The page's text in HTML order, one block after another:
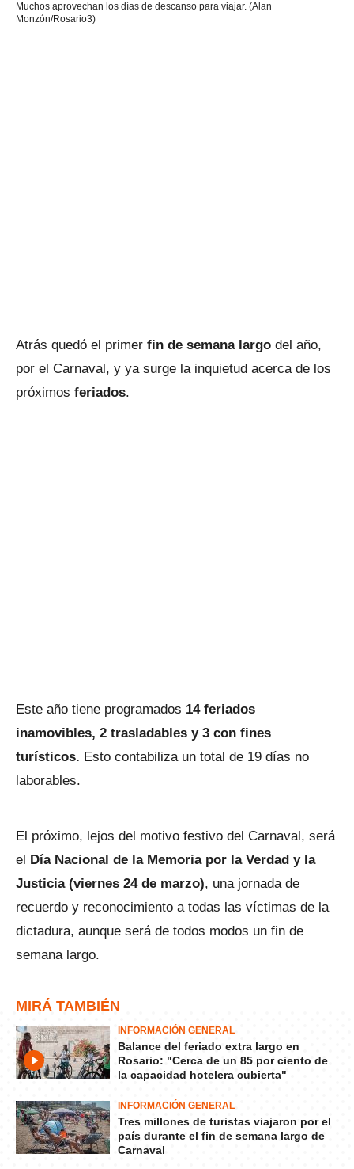
Muchos aprovechan los días de descanso para viajar. (Alan
Monzón/Rosario3)
Atrás quedó el primer fin de semana largo del año,
por el Carnaval, y ya surge la inquietud acerca de los
próximos feriados.
Este año tiene programados 14 feriados
inamovibles, 2 trasladables y 3 con fines
turísticos. Esto contabiliza un total de 19 días no
laborables.
El próximo, lejos del motivo festivo del Carnaval, será
el Día Nacional de la Memoria por la Verdad y la
Justicia (viernes 24 de marzo), una jornada de
recuerdo y reconocimiento a todas las víctimas de la
dictadura, aunque será de todos modos un fin de
semana largo.
MIRÁ TAMBIÉN
INFORMACIÓN GENERAL
Balance del feriado extra largo en
Rosario: "Cerca de un 85 por ciento de
la capacidad hotelera cubierta"
INFORMACIÓN GENERAL
Tres millones de turistas viajaron por el
país durante el fin de semana largo de
Carnaval